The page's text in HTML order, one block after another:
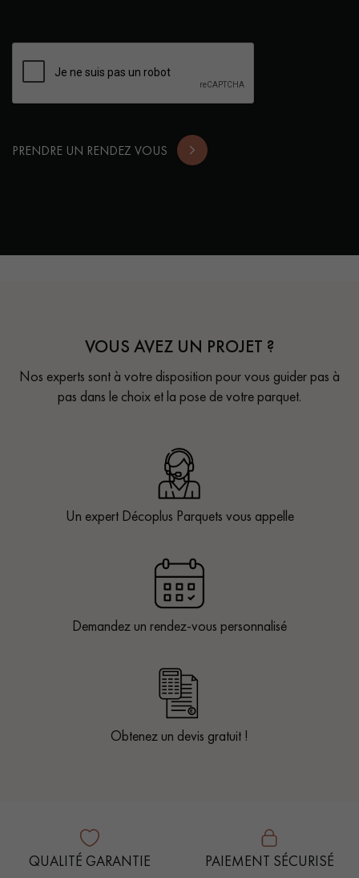
PRENDRE UN RENDEZ VOUS
VOUS AVEZ UN PROJET ?
Nos experts sont à votre disposition pour vous guider pas à
pas dans le choix et la pose de votre parquet.
Un expert Décoplus Parquets vous appelle
Demandez un rendez-vous personnalisé
Obtenez un devis gratuit !
QUALITÉ GARANTIE PAIEMENT SÉCURISÉ